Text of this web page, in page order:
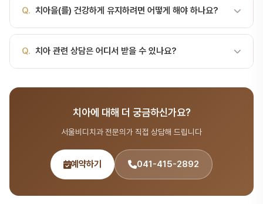
니다.치열과 주요 분류치열 종류개수(대략)맹출 시기유치
(primary)20개생후 약 6개월~3세영구치(permanent)28~32개
(dentin): 법랑질 아래의 감각 전달과 탄성을 담당하는 조직입니다.
태를 확인하고 설명해 드립니다.
서울비디치과에서는 상담을 통해 정확한 비용을 안내해 드립니다. 전
화 041-415-2892로 예약하세요.
Q. 치아을(를) 건강하게 유지하려면 어떻게 해야 하나요?
치아 건강 유지의 핵심입니다. 서울비디치과에서 정기 검진을 받으시
면 치아 상태를 체계적으로 관리할 수 있습니다.
Q. 치아 관련 상담은 어디서 받을 수 있나요?
041-415-2892 또는 온라인 예약(bdbddc.com/reservation)
으로 상담을 받으실 수 있습니다.
치아에 대해 더 궁금하신가요?
서울비디치과 전문의가 직접 상담해 드립니다
예약하기 041-415-2892